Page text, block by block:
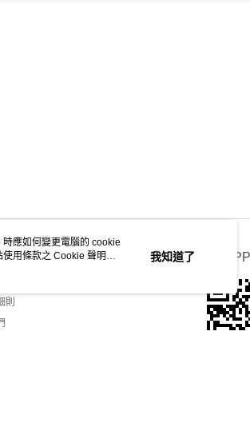
務
則
官方APP
應如何變更電腦的 cookie
用條款之 Cookie 聲明使
我知道了